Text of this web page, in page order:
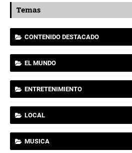
Temas
CONTENIDO DESTACADO
EL MUNDO
ENTRETENIMIENTO
LOCAL
MUSICA